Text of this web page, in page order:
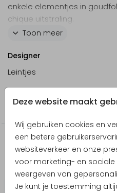
Deze website maakt
Wij gebruiken cookies en
een betere
websiteverkeer en onze
voor marketing- en
weergeven van
Je kunt je toestemming
enkele elementjes in
chique uitstraling.
Bekijk de trouwkaartenset:
Trouwkaart
Menukaart
Toon meer
Designer
Leintjes
Producten die hierop
Geboortekaartje